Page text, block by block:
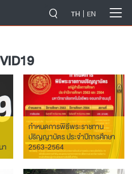
TH EN
า
กำหนดการพิธีพระราชทาน
ปริญญาบัตร ประจำปีการศึกษา
2563-2564